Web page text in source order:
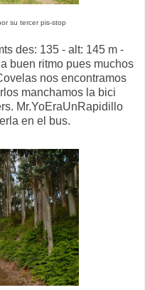
su tercer pis-stop
des: 135 - alt: 145 m -
buen ritmo pues muchos
nos encontramos
manchamos la bici
Mr.YoEraUnRapidillo
en el bus.